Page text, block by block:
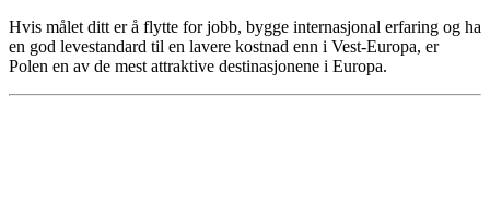
Hvis målet ditt er å flytte for jobb, bygge internasjonal erfaring og ha
en god levestandard til en lavere kostnad enn i Vest-Europa, er
Polen en av de mest attraktive destinasjonene i Europa.